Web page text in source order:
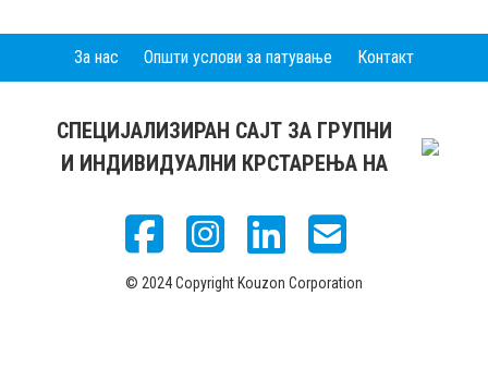
За нас Општи услови за патување Контакт
СПЕЦИЈАЛИЗИРАН САЈТ ЗА ГРУПНИ
И ИНДИВИДУАЛНИ КРСТАРЕЊА НА
© 2024 Copyright Kouzon Corporation